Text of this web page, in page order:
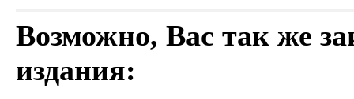
Возможно, Вас так же
издания: